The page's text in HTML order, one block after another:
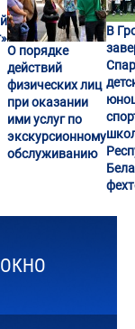
О порядке
действий
физических лиц
при оказании
ими услуг по
экскурсионному
обслуживанию
В